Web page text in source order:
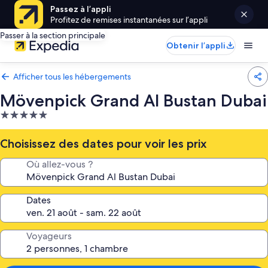
Passez à l’appli
Profitez de remises instantanées sur l’appli
Passer à la section principale
Obtenir l’appli
Afficher tous les hébergements
Mövenpick Grand Al Bustan Dubai
Hébergement
5.0 étoiles
Choisissez des dates pour voir les prix
Où allez-vous ?
Dates
Voyageurs